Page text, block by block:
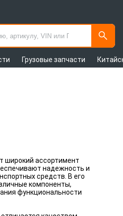
Грузовые запчасти
широкий ассортимент
надежность и
средств. В его
компоненты,
функциональности